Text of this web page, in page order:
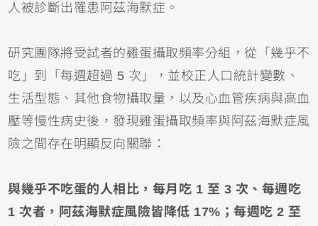
人被診斷出罹患阿茲海默症。
研究團隊將受試者的雞蛋攝取頻率分組，從「幾乎不
吃」到「每週超過 5 次」，並校正人口統計變數、
生活型態、其他食物攝取量，以及心血管疾病與高血
壓等慢性病史後，發現雞蛋攝取頻率與阿茲海默症風
險之間存在明顯反向關聯：
與幾乎不吃蛋的人相比，每月吃 1 至 3 次、每週吃
1 次者，阿茲海默症風險皆降低 17%；每週吃 2 至